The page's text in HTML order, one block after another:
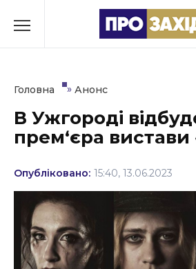
до
Культура
Освіта
Події
Політика
Соціум
Головна » Анонс
В Ужгороді
прем‘єра вистави
Опубліковано: 15:40, 13.06.2023